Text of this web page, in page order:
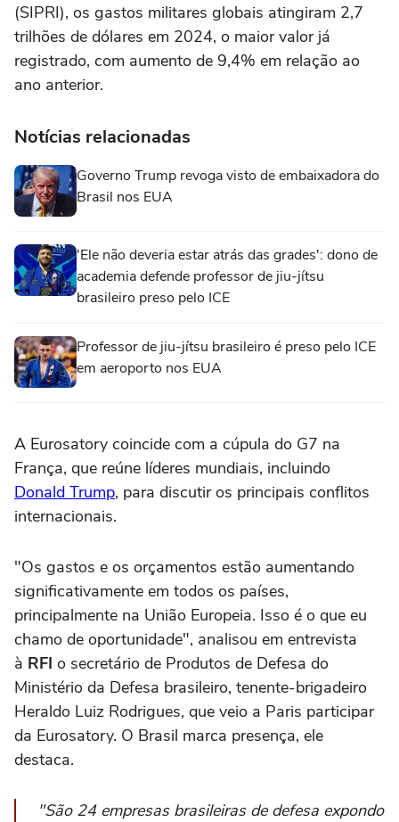
(SIPRI), os gastos militares globais atingiram 2,7
trilhões de dólares em 2024, o maior valor já
registrado, com aumento de 9,4% em relação ao
ano anterior.
Notícias relacionadas
Governo Trump revoga visto de embaixadora do
Brasil nos EUA
'Ele não deveria estar atrás das grades': dono de
academia defende professor de jiu-jítsu
brasileiro preso pelo ICE
Professor de jiu-jítsu brasileiro é preso pelo ICE
em aeroporto nos EUA
A Eurosatory coincide com a cúpula do G7 na
França, que reúne líderes mundiais, incluindo
Donald Trump, para discutir os principais conflitos
internacionais.
"Os gastos e os orçamentos estão aumentando
significativamente em todos os países,
principalmente na União Europeia. Isso é o que eu
chamo de oportunidade", analisou em entrevista
à RFI o secretário de Produtos de Defesa do
Ministério da Defesa brasileiro, tenente-brigadeiro
Heraldo Luiz Rodrigues, que veio a Paris participar
da Eurosatory. O Brasil marca presença, ele
destaca.
"São 24 empresas brasileiras de defesa expondo